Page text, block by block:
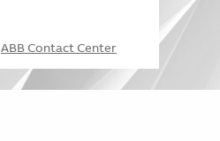
ABB Contact Center